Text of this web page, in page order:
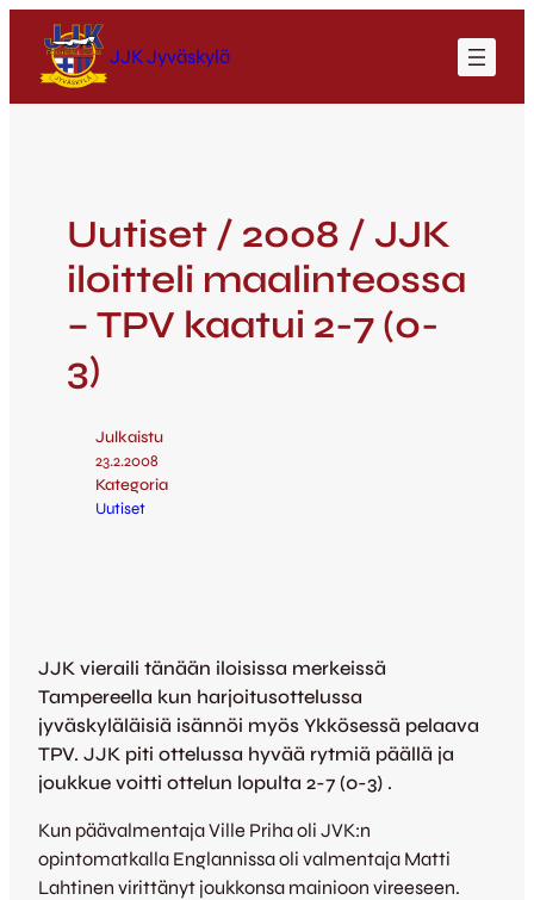
JJK Jyväskylä
Uutiset / 2008 / JJK
iloitteli maalinteossa
– TPV kaatui 2-7 (0-
3)
Julkaistu
23.2.2008
Kategoria
Uutiset
JJK vieraili tänään iloisissa merkeissä
Tampereella kun harjoitusottelussa
jyväskyläläisiä isännöi myös Ykkösessä pelaava
TPV. JJK piti ottelussa hyvää rytmiä päällä ja
joukkue voitti ottelun lopulta 2-7 (0-3) .
Kun päävalmentaja Ville Priha oli JVK:n
opintomatkalla Englannissa oli valmentaja Matti
Lahtinen virittänyt joukkonsa mainioon vireeseen.